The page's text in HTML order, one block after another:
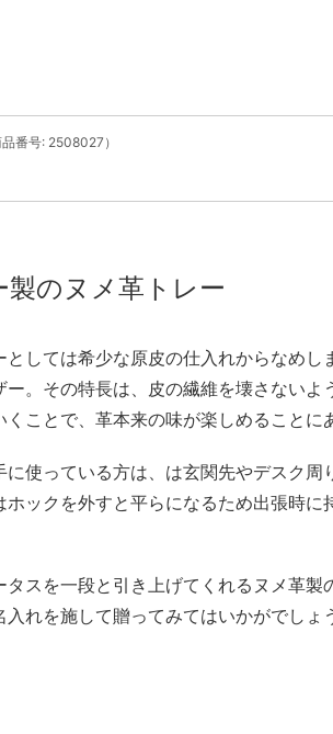
品番号: 2508027）
のヌメ革トレー
としては希少な原皮の仕入れからなめし
ー。その特長は、皮の繊維を壊さないよ
くことで、革本来の味が楽しめることに
に使っている方は、は玄関先やデスク周
ホックを外すと平らになるため出張時に
タスを一段と引き上げてくれるヌメ革製
入れを施して贈ってみてはいかがでしょ